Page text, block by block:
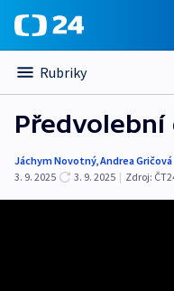
Rubriky
Jáchym Novotný,Andrea Gričová
3. 9. 2025
3. 9. 2025 | Zdroj: